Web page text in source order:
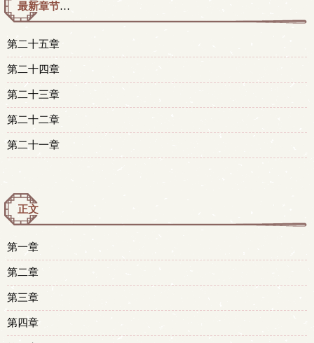
最新章节预览 更新时间：2017-10-22T14:40:57
第二十五章
第二十四章
第二十三章
第二十二章
第二十一章
正文
第一章
第二章
第三章
第四章